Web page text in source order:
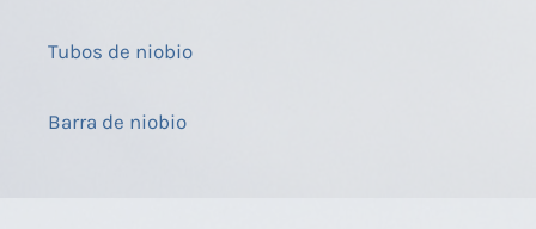
Tubos de niobio
Barra de niobio